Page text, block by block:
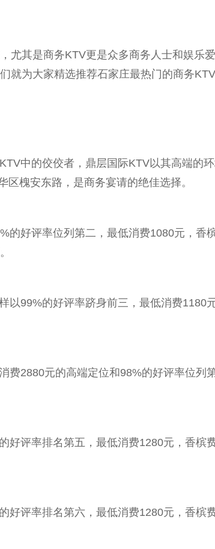
尤其是商务KTV更是众多商务人士和娱乐
就为大家精选推荐石家庄最热门的商务
中的佼佼者，鼎层国际KTV以其高端的
槐安东路，是商务宴请的绝佳选择。
的好评率位列第二，最低消费1080元，香
以99%的好评率跻身前三，最低消费1180
费2880元的高端定位和98%的好评率位列
好评率排名第五，最低消费1280元，香槟
好评率排名第六，最低消费1280元，香槟